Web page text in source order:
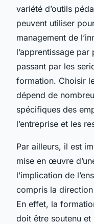
variété d’outils
peuvent utiliser
management de
l’apprentissage
passant par les
formation. Choisir
dépend de
spécifiques des
l’entreprise et les
Par ailleurs, il est
mise en œuvre
l’implication de
compris la
En effet, la
doit être soutenu et